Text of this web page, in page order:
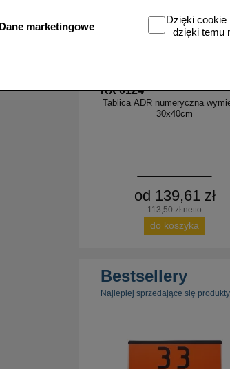
Dane marketingowe
Dzięki cookie
dzięki temu
KX 0124
Tablica ADR numeryczna
30x40cm
od 139,61 zł
113,50 zł netto
do koszyka
Bestsellery
Najlepiej sprzedające się produkty